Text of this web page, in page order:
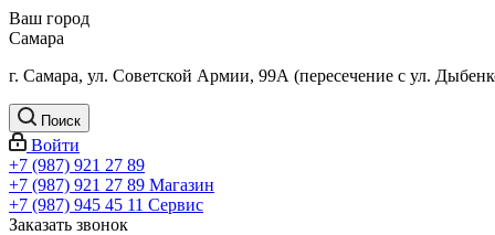
Ваш город
Самара
г. Самара, ул. Советской Армии, 99А (пересечение с ул.
Поиск
Войти
+7 (987) 921 27 89
+7 (987) 921 27 89 Магазин
+7 (987) 945 45 11 Сервис
Заказать звонок